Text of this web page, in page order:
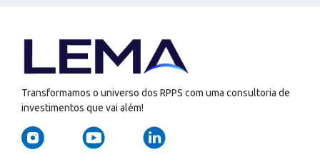
Transformamos o universo dos RPPS com uma consultoria de
investimentos que vai além!